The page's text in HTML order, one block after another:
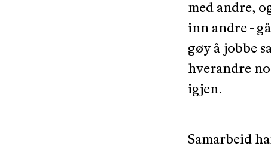
med andre,
inn andre -
gøy å jobbe
hverandre
igjen.
Samarbeid